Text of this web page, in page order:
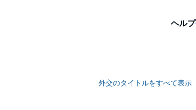
ヘルプ
外交のタイトルをすべて表示